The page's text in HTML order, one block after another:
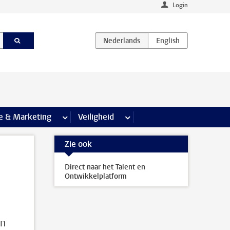
Login
& Marketing meer Communicatie & Marketing pagina’s
Veiligheid meer Veiligheid pagina’s
Zie ook
Direct naar het Talent en
Ontwikkelplatform